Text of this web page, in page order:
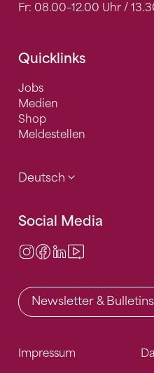
Fr: 08.00–12.00 Uhr /
Quicklinks
Jobs
Medien
Shop
Meldestellen
Deutsch
Social Media
Instagram
Facebook
LinkedIn
Newsletter &
Impressum